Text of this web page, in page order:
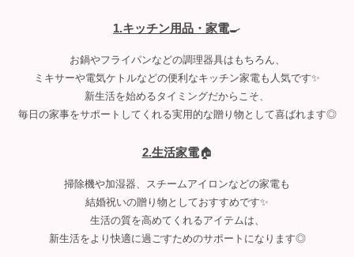
1.キッチン用品・家電🍳
お鍋やフライパンなどの調理器具はもちろん、
ミキサーや電気ケトルなどの便利なキッチン家電も人気です✨
新生活を始めるタイミングだからこそ、
毎日の家事をサポートしてくれる実用的な贈り物として喜ばれます◎
2.生活家電🏠
掃除機や加湿器、スチームアイロンなどの家電も
結婚祝いの贈り物としておすすめです✨
生活の質を高めてくれるアイテムは、
新生活をより快適に過ごすためのサポートになります◎